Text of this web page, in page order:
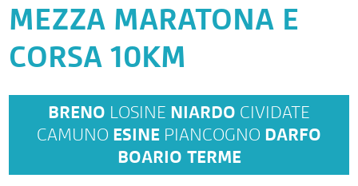
MEZZA MARATONA E
CORSA 10KM
BRENO LOSINE NIARDO CIVIDATE
CAMUNO ESINE PIANCOGNO DARFO
BOARIO TERME